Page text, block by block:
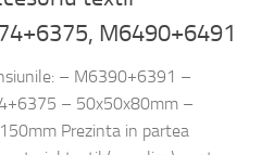
M6490+6491
– M6390+6391 –
– 50x50x80mm –
Prezinta in partea